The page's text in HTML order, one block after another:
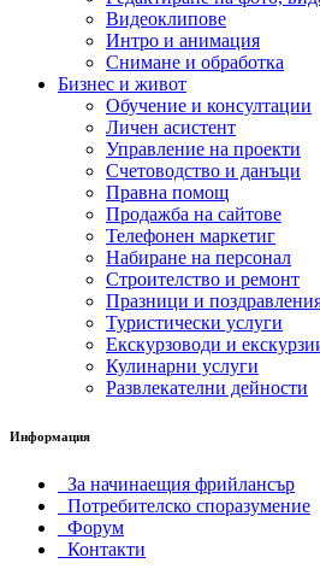
Видеоклипове
Интро и анимация
Снимане и обработка
Бизнес и живот
Обучение и консултации
Личен асистент
Управление на проекти
Счетоводство и данъци
Правна помощ
Продажба на сайтове
Телефонен маркетиг
Набиране на персонал
Строителство и ремонт
Празници и
Туристически услуги
Екскурзоводи и
Кулинарни услуги
Развлекателни дейности
Информация
За начинаещия фрийлансър
Потребителско споразумение
Форум
Контакти